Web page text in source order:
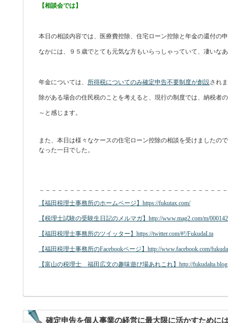
【相談会では】
本日の相談内容では、医療費控除、住宅ローン控除と年金の還付の
なかには、９５歳でとても元気な方もいらっしゃっていて、凄いな
年金については、 所得税についてのみ確定申告不要制度が創設され
除がある場合の住民税のことを考えると、現行の制度では、納税者
～と感じます。
また、本日は様々なケースの住宅ローン控除の相談を受けましたの
なった一日でした。
－－－－－－－－－－－－－－－－－－－－－－－－－－－－－－
【福田税理士事務所のホームページ】https://fukutax.com/
【税理士試験の受験生日記のメルマガ】http://www.mag2.com/m/
【福田税理士事務所のツイッター】https://twitter.com/#!/FukudaLta
【福田税理士事務所のFacebookページ】http://www.facebook.com/
【富山の税理士 福田広文の趣味遊び場あれこれ】http://
確定申告を個人事業の経営に最大限に活かすために